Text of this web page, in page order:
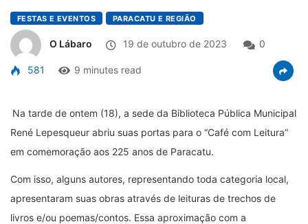
FESTAS E EVENTOS PARACATU E REGIÃO
O Lábaro 19 de outubro de 2023 0
581 9 minutes read
Na tarde de ontem (18), a sede da Biblioteca Pública Municipal
René Lepesqueur abriu suas portas para o “Café com Leitura”
em comemoração aos 225 anos de Paracatu.
Com isso, alguns autores, representando toda categoria local,
apresentaram suas obras através de leituras de trechos de
livros e/ou poemas/contos. Essa aproximação com a